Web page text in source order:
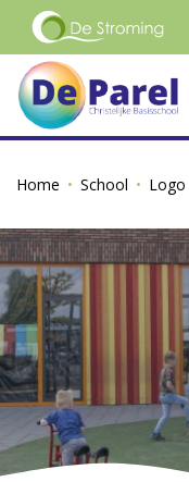
Home School Logo